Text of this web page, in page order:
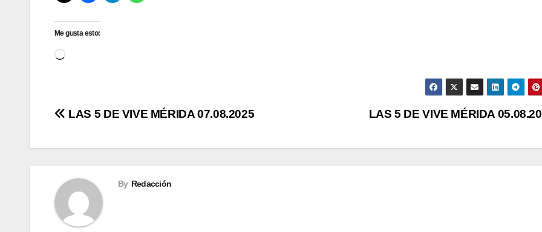
Me gusta esto:
Cargando...
Navegación
de
LAS 5 DE VIVE MÉRIDA
LAS 5 DE VIVE MÉRIDA 07.08.2025
By Redacción